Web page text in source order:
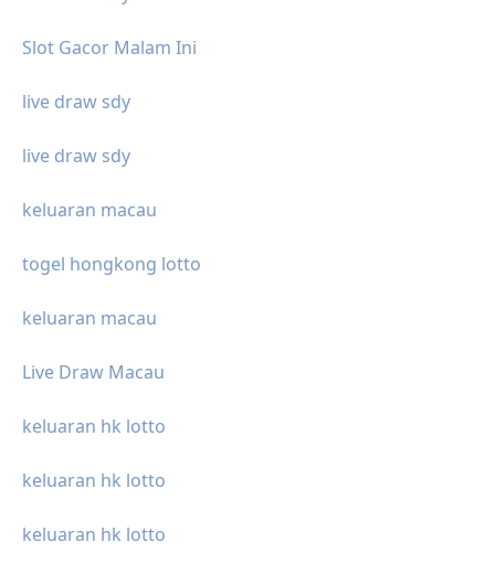
Slot Gacor Malam Ini
live draw sdy
live draw sdy
keluaran macau
togel hongkong lotto
keluaran macau
Live Draw Macau
keluaran hk lotto
keluaran hk lotto
keluaran hk lotto